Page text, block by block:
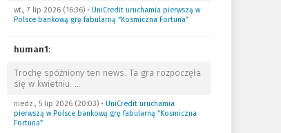
wt., 7 lip 2026 (16:36)• UniCredit uruchamia pierwszą w
Polsce bankową grę fabularną “Kosmiczna Fortuna”
human1:
Trochę spóźniony ten news. Ta gra rozpoczęła
się w kwietniu. …
niedz., 5 lip 2026 (20:03)• UniCredit uruchamia
pierwszą w Polsce bankową grę fabularną “Kosmiczna
Fortuna”